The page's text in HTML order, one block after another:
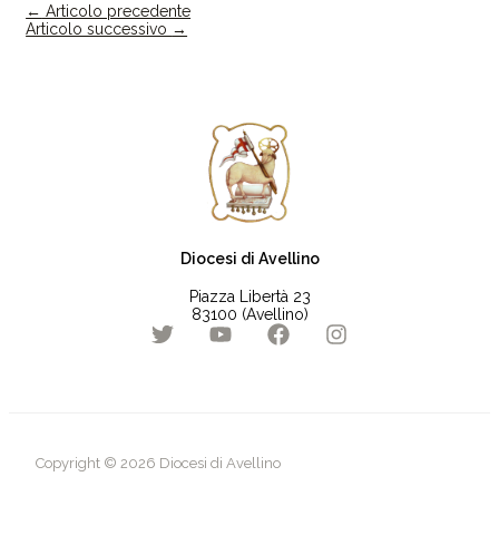
← Articolo precedente
Articolo successivo →
Diocesi di Avellino
Piazza Libertà 23
83100 (Avellino)
Copyright © 2026 Diocesi di Avellino